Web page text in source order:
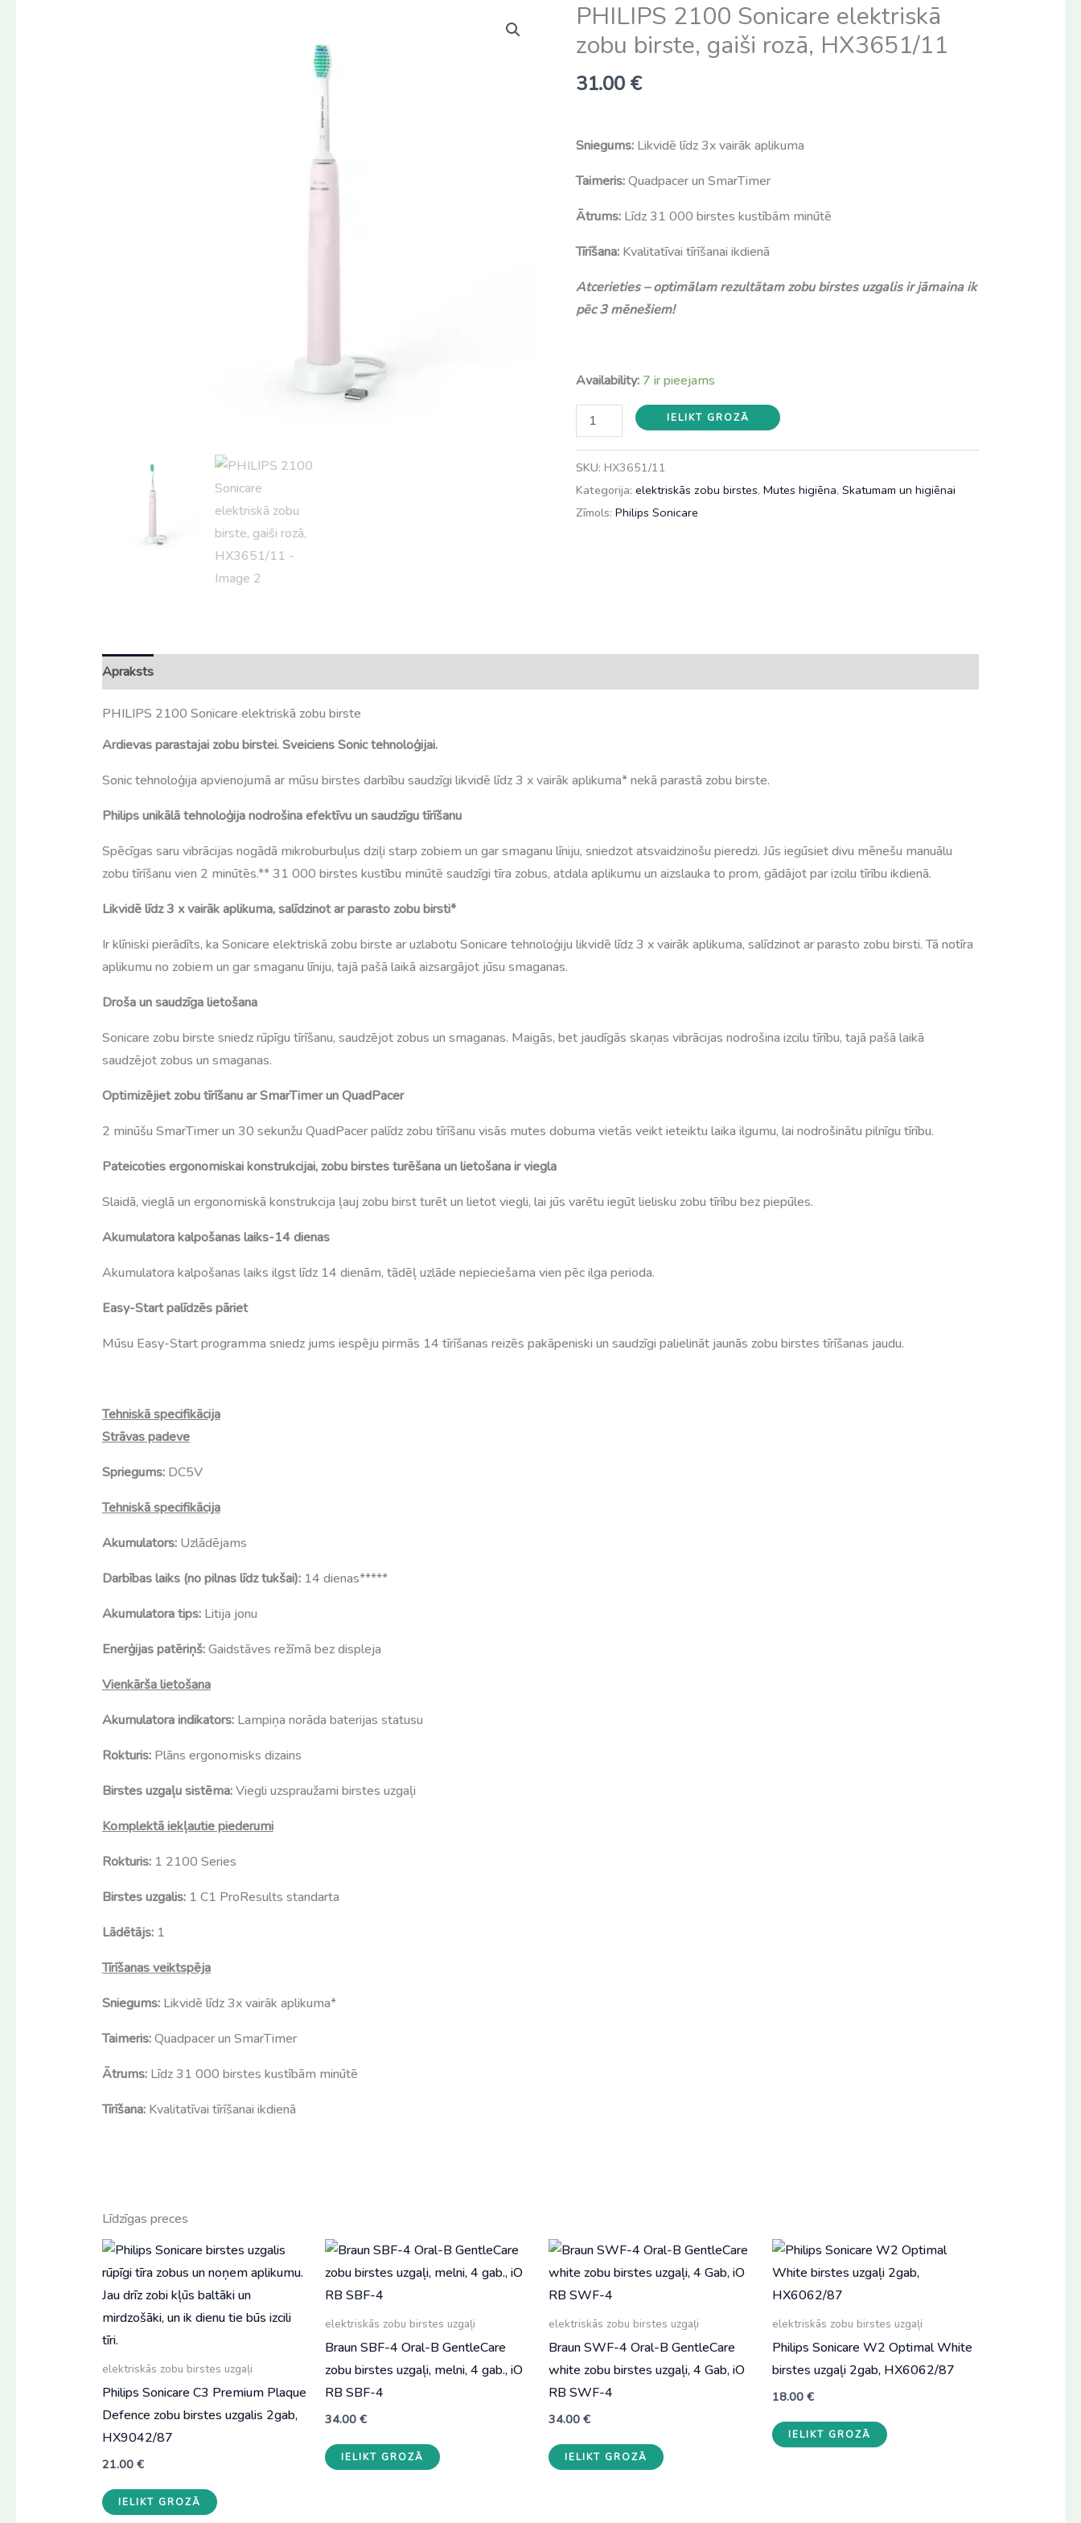
PHILIPS 2100 Sonicare elektriskā
zobu birste, gaiši rozā, HX3651/11
31.00 €
Sniegums: Likvidē līdz 3x vairāk aplikuma
Taimeris:Quadpacer un SmarTimer
Ātrums: Līdz 31 000 birstes kustībām minūtē
Tīrīšana: Kvalitatīvai tīrīšanai ikdienā
Atcerieties – optimālam rezultātam zobu birstes uzgalis ir jāmaina ik
pēc 3 mēnešiem!
Availability: 7 ir pieejams
PHILIPS
2100
Sonicare
elektriskā
zobu
IELIKT GROZĀ
SKU: HX3651/11
Kategorija: elektriskās zobu birstes, Mutes higiēna, Skatumam un higiēnai
Zīmols: Philips Sonicare
Apraksts
PHILIPS 2100 Sonicare elektriskā zobu birste
Ardievas parastajai zobu birstei. Sveiciens Sonic tehnoloģijai.
Sonic tehnoloģija apvienojumā ar mūsu birstes darbību saudzīgi likvidē līdz 3 x vairāk aplikuma* nekā parastā zobu birste.
Philips unikālā tehnoloģija nodrošina efektīvu un saudzīgu tīrīšanu
Spēcīgas saru vibrācijas nogādā mikroburbuļus dziļi starp zobiem un gar smaganu līniju, sniedzot atsvaidzinošu pieredzi. Jūs iegūsiet divu mēnešu manuālu
zobu tīrīšanu vien 2 minūtēs.** 31 000 birstes kustību minūtē saudzīgi tīra zobus, atdala aplikumu un aizslauka to prom, gādājot par izcilu tīrību ikdienā.
Likvidē līdz 3 x vairāk aplikuma, salīdzinot ar parasto zobu birsti*
Ir klīniski pierādīts, ka Sonicare elektriskā zobu birste ar uzlabotu Sonicare tehnoloģiju likvidē līdz 3 x vairāk aplikuma, salīdzinot ar parasto zobu birsti. Tā notīra
aplikumu no zobiem un gar smaganu līniju, tajā pašā laikā aizsargājot jūsu smaganas.
Droša un saudzīga lietošana
Sonicare zobu birste sniedz rūpīgu tīrīšanu, saudzējot zobus un smaganas. Maigās, bet jaudīgās skaņas vibrācijas nodrošina izcilu tīrību, tajā pašā laikā
saudzējot zobus un smaganas.
Optimizējiet zobu tīrīšanu ar SmarTimer un QuadPacer
2 minūšu SmarTimer un 30 sekunžu QuadPacer palīdz zobu tīrīšanu visās mutes dobuma vietās veikt ieteiktu laika ilgumu, lai nodrošinātu pilnīgu tīrību.
Pateicoties ergonomiskai konstrukcijai, zobu birstes turēšana un lietošana ir viegla
Slaidā, vieglā un ergonomiskā konstrukcija ļauj zobu birst turēt un lietot viegli, lai jūs varētu iegūt lielisku zobu tīrību bez piepūles.
Akumulatora kalpošanas laiks-14 dienas
Akumulatora kalpošanas laiks ilgst līdz 14 dienām, tādēļ uzlāde nepieciešama vien pēc ilga perioda.
Easy-Start palīdzēs pāriet
Mūsu Easy-Start programma sniedz jums iespēju pirmās 14 tīrīšanas reizēs pakāpeniski un saudzīgi palielināt jaunās zobu birstes tīrīšanas jaudu.
Tehniskā specifikācija
Strāvas padeve
Spriegums: DC5V
Tehniskā specifikācija
Akumulators: Uzlādējams
Darbības laiks (no pilnas līdz tukšai): 14 dienas*****
Akumulatora tips: Litija jonu
Enerģijas patēriņš:Gaidstāves režīmā bez displeja
Vienkārša lietošana
Akumulatora indikators: Lampiņa norāda baterijas statusu
Rokturis: Plāns ergonomisks dizains
Birstes uzgaļu sistēma:Viegli uzspraužami birstes uzgaļi
Komplektā iekļautie piederumi
Rokturis: 1 2100 Series
Birstes uzgalis: 1 C1 ProResults standarta
Lādētājs: 1
Tīrīšanas veiktspēja
Sniegums: Likvidē līdz 3x vairāk aplikuma*
Taimeris:Quadpacer un SmarTimer
Ātrums: Līdz 31 000 birstes kustībām minūtē
Tīrīšana: Kvalitatīvai tīrīšanai ikdienā
Līdzīgas preces
elektriskās zobu birstes uzgaļi
Philips Sonicare C3 Premium Plaque
Defence zobu birstes uzgalis 2gab,
HX9042/87
21.00 €
IELIKT GROZĀ
elektriskās zobu birstes uzgaļi
Braun SBF-4 Oral-B GentleCare
zobu birstes uzgaļi, melni, 4 gab., iO
RB SBF-4
34.00€
IELIKT GROZĀ
elektriskās zobu birstes uzgaļi
Braun SWF-4 Oral-B GentleCare
white zobu birstes uzgaļi, 4 Gab, iO
RB SWF-4
34.00 €
IELIKT GROZĀ
elektriskās zobu birstes uzgaļi
Philips Sonicare W2 Optimal White
birstes uzgaļi 2gab, HX6062/87
18.00 €
IELIKT GROZĀ